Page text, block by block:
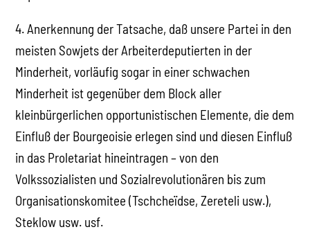
4. Anerkennung der Tatsache, daß unsere Partei in den
meisten Sowjets der Arbeiterdeputierten in der
Minderheit, vorläufig sogar in einer schwachen
Minderheit ist gegenüber dem Block aller
kleinbürgerlichen opportunistischen Elemente, die dem
Einfluß der Bourgeoisie erlegen sind und diesen Einfluß
in das Proletariat hineintragen – von den
Volkssozialisten und Sozialrevolutionären bis zum
Organisationskomitee (Tschcheïdse, Zereteli usw.),
Steklow usw. usf.